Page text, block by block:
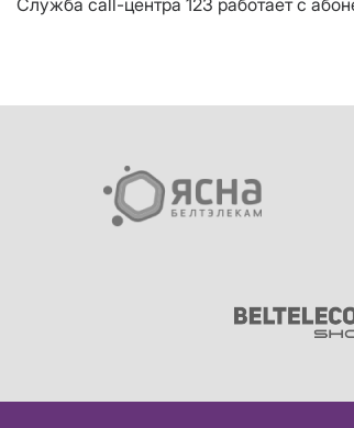
Служба call-центра 123 работает с